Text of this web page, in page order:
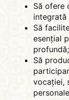
Să ofere
integrată
Să
esențial
profundă;
Să
vocației,